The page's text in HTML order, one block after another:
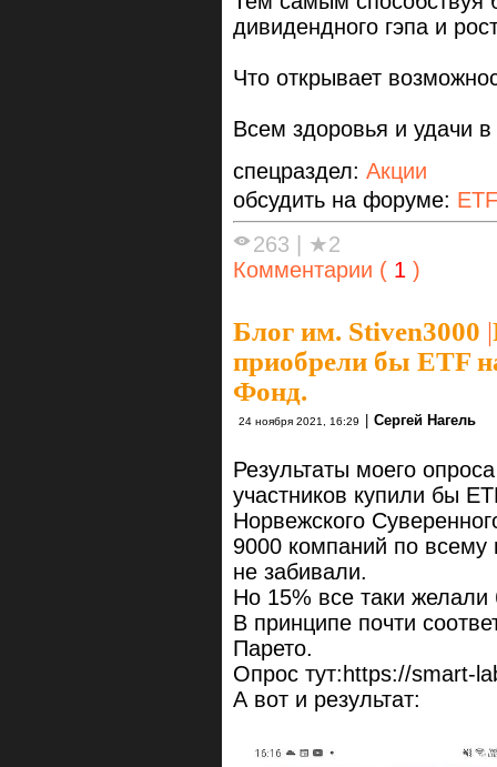
дивидендного гэпа и
Что открывает
Всем здоровья и удачи
спецраздел: Акции
обсудить на форуме: ETF
263 | ★2
Комментарии ( 1 )
Блог им. Stiven3000 |
приобрели бы ETF
Фонд.
24 ноября 2021, 16:29 | Сергей Нагель
Результаты моего
участников купили бы
Норвежского
9000 компаний по
не забивали.
Но 15% все таки
В принципе почти
Парето.
Опрос тут:https://smart-
А вот и результат: